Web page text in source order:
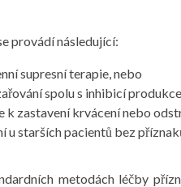
provádí následující:
supresní terapie, nebo
spolu s inhibicí
k zastavení krvácení nebo
u starších pacientů bez
metodách léčby